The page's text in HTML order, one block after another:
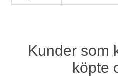
Kunder som
köpte